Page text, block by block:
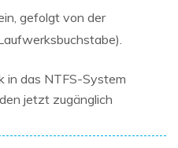
gefolgt von der
in das NTFS-System
jetzt zugänglich